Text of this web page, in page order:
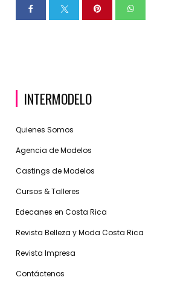
INTERMODELO
Quienes Somos
Agencia de Modelos
Castings de Modelos
Cursos & Talleres
Edecanes en Costa Rica
Revista Belleza y Moda Costa Rica
Revista Impresa
Contáctenos